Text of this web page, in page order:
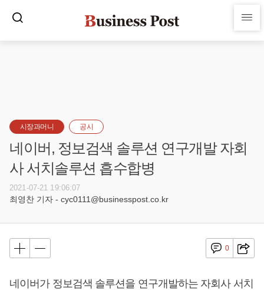
시장과머니 공시
네이버, 정보검색 솔루션 연구개발 자회
사 서치솔루션 흡수합병
2021-07-21 19:06:07
최영찬 기자 - cyc0111@businesspost.co.kr
0
네이버가 정보검색 솔루션을 연구개발하는 자회사 서치